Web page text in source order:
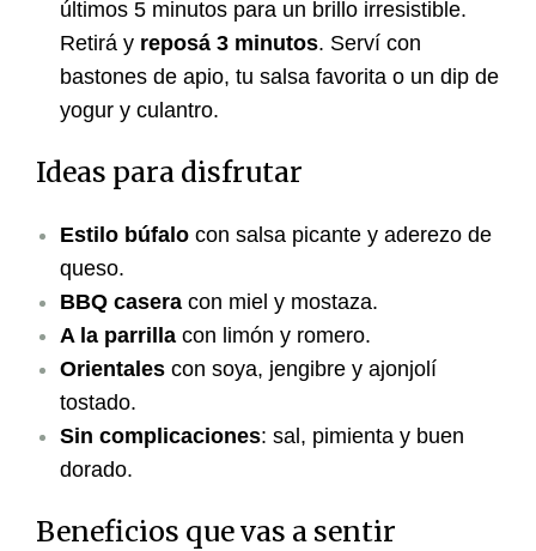
últimos 5 minutos para un brillo irresistible.
Retirá y reposá 3 minutos. Serví con
bastones de apio, tu salsa favorita o un dip de
yogur y culantro.
Ideas para disfrutar
Estilo búfalo con salsa picante y aderezo de
queso.
BBQ casera con miel y mostaza.
A la parrilla con limón y romero.
Orientales con soya, jengibre y ajonjolí
tostado.
Sin complicaciones: sal, pimienta y buen
dorado.
Beneficios que vas a sentir